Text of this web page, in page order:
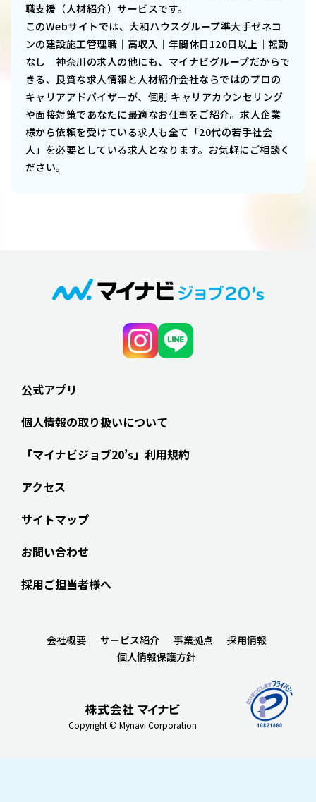
職支援（人材紹介）サービスです。
このWebサイトでは、大和ハウスグループ準大手ゼネコ
ンの建設施工管理職｜高収入｜年間休日120日以上｜転勤
なし｜神奈川の求人の他にも、マイナビグループだからで
きる、良質な求人情報と人材紹介会社ならではのプロの
キャリアアドバイザーが、個別 キャリアカウンセリング
や面接対策であなたに最適なお仕事をご紹介。求人企業
様から依頼を受けている求人も全て「20代の若手社会
人」を必要としている求人となります。お気軽にご相談く
ださい。
公式アプリ
個人情報の取り扱いについて
「マイナビジョブ20’s」利用規約
アクセス
サイトマップ
お問い合わせ
採用ご担当者様へ
Copyright © Mynavi Corporation
会社概要 サービス紹介 事業拠点
採用情報
個人情報保護方針